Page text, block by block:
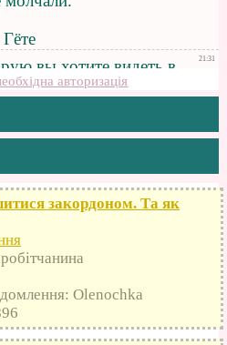
авторизація
закордоном. Та як
Olenochka